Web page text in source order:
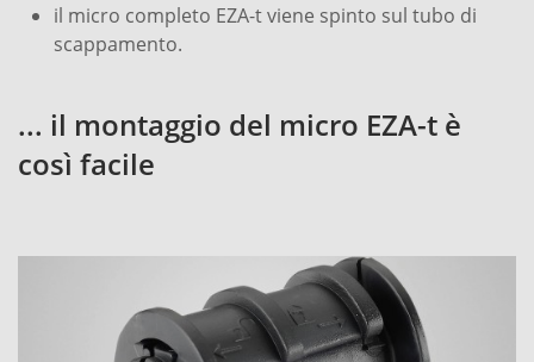
il micro completo EZA-t viene spinto sul tubo di
scappamento.
... il montaggio del micro EZA-t è
così facile